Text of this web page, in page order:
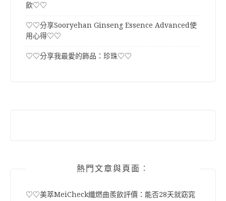
飲♡♡
♡♡分享Sooryehan Ginseng Essence Advanced使
用心得♡♡
♡♡分享我最愛的飾品：珍珠♡♡
熱門文章與頁面︰
♡♡美萃MeiCheck纖燃曲羨飲評價：能否28天就窈窕